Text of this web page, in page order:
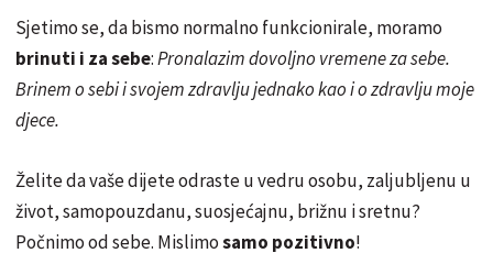
Sjetimo se, da bismo normalno funkcionirale, moramo
brinuti i za sebe:Pronalazim dovoljno vremene za sebe.
Brinem o sebi i svojem zdravlju jednako kao i o zdravlju moje
djece.
Želite da vaše dijete odraste u vedru osobu, zaljubljenu u
život, samopouzdanu, suosjećajnu, brižnu i sretnu?
Počnimo od sebe. Mislimosamo pozitivno!